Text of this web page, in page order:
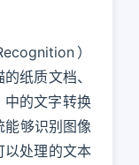
）
纸质文档、
中的文字转换
能够识别图像
以处理的文本